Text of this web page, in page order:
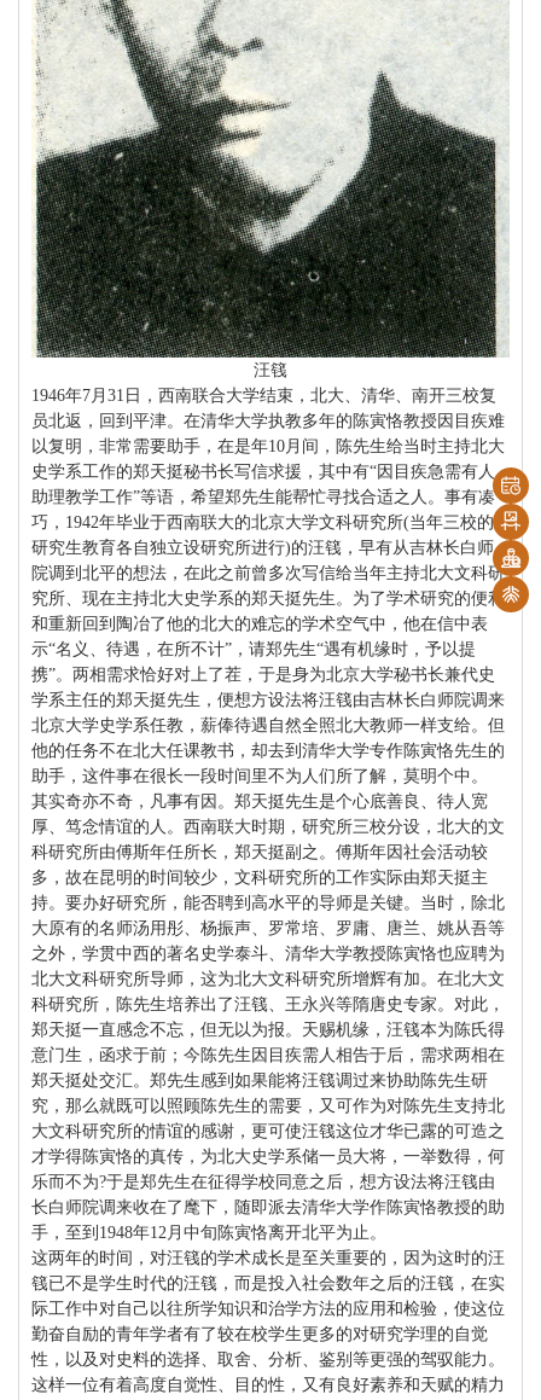
汪篯
1946年7月31日，西南联合大学结束，北大、清华、南开三校复
员北返，回到平津。在清华大学执教多年的陈寅恪教授因目疾难
以复明，非常需要助手，在是年10月间，陈先生给当时主持北大
史学系工作的郑天挺秘书长写信求援，其中有“因目疾急需有人
助理教学工作”等语，希望郑先生能帮忙寻找合适之人。事有凑
巧，1942年毕业于西南联大的北京大学文科研究所(当年三校的
研究生教育各自独立设研究所进行)的汪篯，早有从吉林长白师
院调到北平的想法，在此之前曾多次写信给当年主持北大文科研
究所、现在主持北大史学系的郑天挺先生。为了学术研究的便利
和重新回到陶冶了他的北大的难忘的学术空气中，他在信中表
示“名义、待遇，在所不计”，请郑先生“遇有机缘时，予以提
携”。两相需求恰好对上了茬，于是身为北京大学秘书长兼代史
学系主任的郑天挺先生，便想方设法将汪篯由吉林长白师院调来
北京大学史学系任教，薪俸待遇自然全照北大教师一样支给。但
他的任务不在北大任课教书，却去到清华大学专作陈寅恪先生的
助手，这件事在很长一段时间里不为人们所了解，莫明个中。
其实奇亦不奇，凡事有因。郑天挺先生是个心底善良、待人宽
厚、笃念情谊的人。西南联大时期，研究所三校分设，北大的文
科研究所由傅斯年任所长，郑天挺副之。傅斯年因社会活动较
多，故在昆明的时间较少，文科研究所的工作实际由郑天挺主
持。要办好研究所，能否聘到高水平的导师是关键。当时，除北
大原有的名师汤用彤、杨振声、罗常培、罗庸、唐兰、姚从吾等
之外，学贯中西的著名史学泰斗、清华大学教授陈寅恪也应聘为
北大文科研究所导师，这为北大文科研究所增辉有加。在北大文
科研究所，陈先生培养出了汪篯、王永兴等隋唐史专家。对此，
郑天挺一直感念不忘，但无以为报。天赐机缘，汪篯本为陈氏得
意门生，函求于前；今陈先生因目疾需人相告于后，需求两相在
郑天挺处交汇。郑先生感到如果能将汪篯调过来协助陈先生研
究，那么就既可以照顾陈先生的需要，又可作为对陈先生支持北
大文科研究所的情谊的感谢，更可使汪篯这位才华已露的可造之
才学得陈寅恪的真传，为北大史学系储一员大将，一举数得，何
乐而不为?于是郑先生在征得学校同意之后，想方设法将汪篯由
长白师院调来收在了麾下，随即派去清华大学作陈寅恪教授的助
手，至到1948年12月中旬陈寅恪离开北平为止。
这两年的时间，对汪篯的学术成长是至关重要的，因为这时的汪
篯已不是学生时代的汪篯，而是投入社会数年之后的汪篯，在实
际工作中对自己以往所学知识和治学方法的应用和检验，使这位
勤奋自励的青年学者有了较在校学生更多的对研究学理的自觉
性，以及对史料的选择、取舍、分析、鉴别等更强的驾驭能力。
这样一位有着高度自觉性、目的性，又有良好素养和天赋的精力